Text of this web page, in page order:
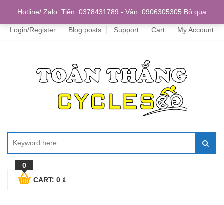
Home
Login/Register Blog posts Support Cart My Account
0
CART: 0 ₫
Hotline/ Zalo: Tiến: 0378431789 - Vân: 0906305305 Bỏ qua